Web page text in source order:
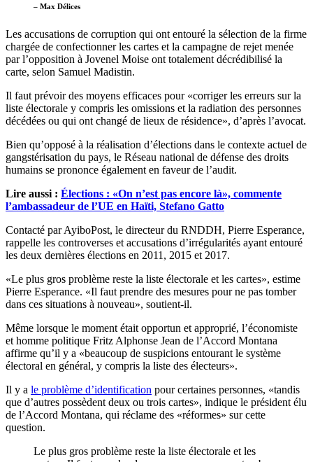
– Max Délices
Les accusations de corruption qui ont entouré la sélection de la firme
chargée de confectionner les cartes et la campagne de rejet menée
par l’opposition à Jovenel Moise ont totalement décrédibilisé la
carte, selon Samuel Madistin.
Il faut prévoir des moyens efficaces pour «corriger les erreurs sur la
liste électorale y compris les omissions et la radiation des personnes
décédées ou qui ont changé de lieux de résidence», d’après l’avocat.
Bien qu’opposé à la réalisation d’élections dans le contexte actuel de
gangstérisation du pays, le Réseau national de défense des droits
humains se prononce également en faveur de l’audit.
Lire aussi : Élections : «On n’est pas encore là», commente
l’ambassadeur de l’UE en Haïti, Stefano Gatto
Contacté par AyiboPost, le directeur du RNDDH, Pierre Esperance,
rappelle les controverses et accusations d’irrégularités ayant entouré
les deux dernières élections en 2011, 2015 et 2017.
«Le plus gros problème reste la liste électorale et les cartes», estime
Pierre Esperance. «Il faut prendre des mesures pour ne pas tomber
dans ces situations à nouveau», soutient-il.
Même lorsque le moment était opportun et approprié, l’économiste
et homme politique Fritz Alphonse Jean de l’Accord Montana
affirme qu’il y a «beaucoup de suspicions entourant le système
électoral en général, y compris la liste des électeurs».
Il y a le problème d’identification pour certaines personnes, «tandis
que d’autres possèdent deux ou trois cartes», indique le président élu
de l’Accord Montana, qui réclame des «réformes» sur cette
question.
Le plus gros problème reste la liste électorale et les